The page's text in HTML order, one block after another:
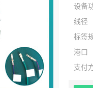
设备
线径
标签
港口
支付